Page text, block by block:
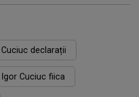
declarații
Igor Cuciuc fiica